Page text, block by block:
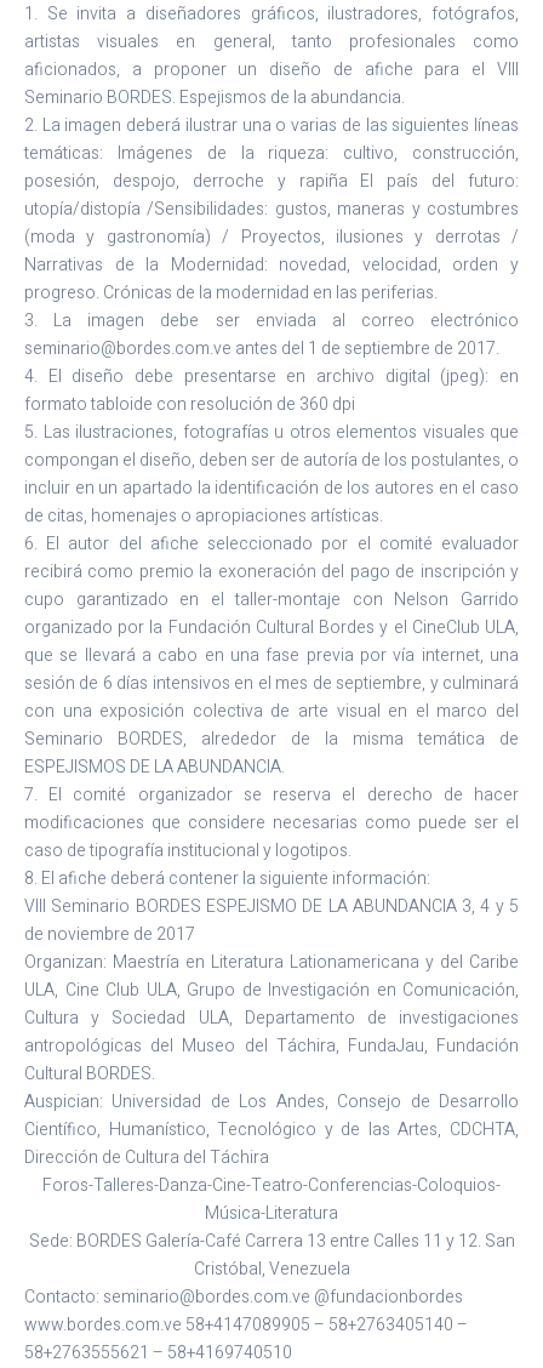
1. Se invita a diseñadores gráficos, ilustradores, fotógrafos,
artistas visuales en general, tanto profesionales como
aficionados, a proponer un diseño de afiche para el VIII
Seminario BORDES. Espejismos de la abundancia.
2. La imagen deberá ilustrar una o varias de las siguientes líneas
temáticas: Imágenes de la riqueza: cultivo, construcción,
posesión, despojo, derroche y rapiña El país del futuro:
utopía/distopía /Sensibilidades: gustos, maneras y costumbres
(moda y gastronomía) / Proyectos, ilusiones y derrotas /
Narrativas de la Modernidad: novedad, velocidad, orden y
progreso. Crónicas de la modernidad en las periferias.
3. La imagen debe ser enviada al correo electrónico
seminario@bordes.com.ve antes del 1 de septiembre de 2017.
4. El diseño debe presentarse en archivo digital (jpeg): en
formato tabloide con resolución de 360 dpi
5. Las ilustraciones, fotografías u otros elementos visuales que
compongan el diseño, deben ser de autoría de los postulantes, o
incluir en un apartado la identificación de los autores en el caso
de citas, homenajes o apropiaciones artísticas.
6. El autor del afiche seleccionado por el comité evaluador
recibirá como premio la exoneración del pago de inscripción y
cupo garantizado en el taller-montaje con Nelson Garrido
organizado por la Fundación Cultural Bordes y el CineClub ULA,
que se llevará a cabo en una fase previa por vía internet, una
sesión de 6 días intensivos en el mes de septiembre, y culminará
con una exposición colectiva de arte visual en el marco del
Seminario BORDES, alrededor de la misma temática de
ESPEJISMOS DE LA ABUNDANCIA.
7. El comité organizador se reserva el derecho de hacer
modificaciones que considere necesarias como puede ser el
caso de tipografía institucional y logotipos.
8. El afiche deberá contener la siguiente información:
VIII Seminario BORDES ESPEJISMO DE LA ABUNDANCIA 3, 4 y 5
de noviembre de 2017
Organizan: Maestría en Literatura Lationamericana y del Caribe
ULA, Cine Club ULA, Grupo de Investigación en Comunicación,
Cultura y Sociedad ULA, Departamento de investigaciones
antropológicas del Museo del Táchira, FundaJau, Fundación
Cultural BORDES.
Auspician: Universidad de Los Andes, Consejo de Desarrollo
Científico, Humanístico, Tecnológico y de las Artes, CDCHTA,
Dirección de Cultura del Táchira
Foros-Talleres-Danza-Cine-Teatro-Conferencias-Coloquios-
Música-Literatura
Sede: BORDES Galería-Café Carrera 13 entre Calles 11 y 12. San
Cristóbal, Venezuela
Contacto: seminario@bordes.com.ve @fundacionbordes
www.bordes.com.ve 58+4147089905 – 58+2763405140 –
58+2763555621 – 58+4169740510